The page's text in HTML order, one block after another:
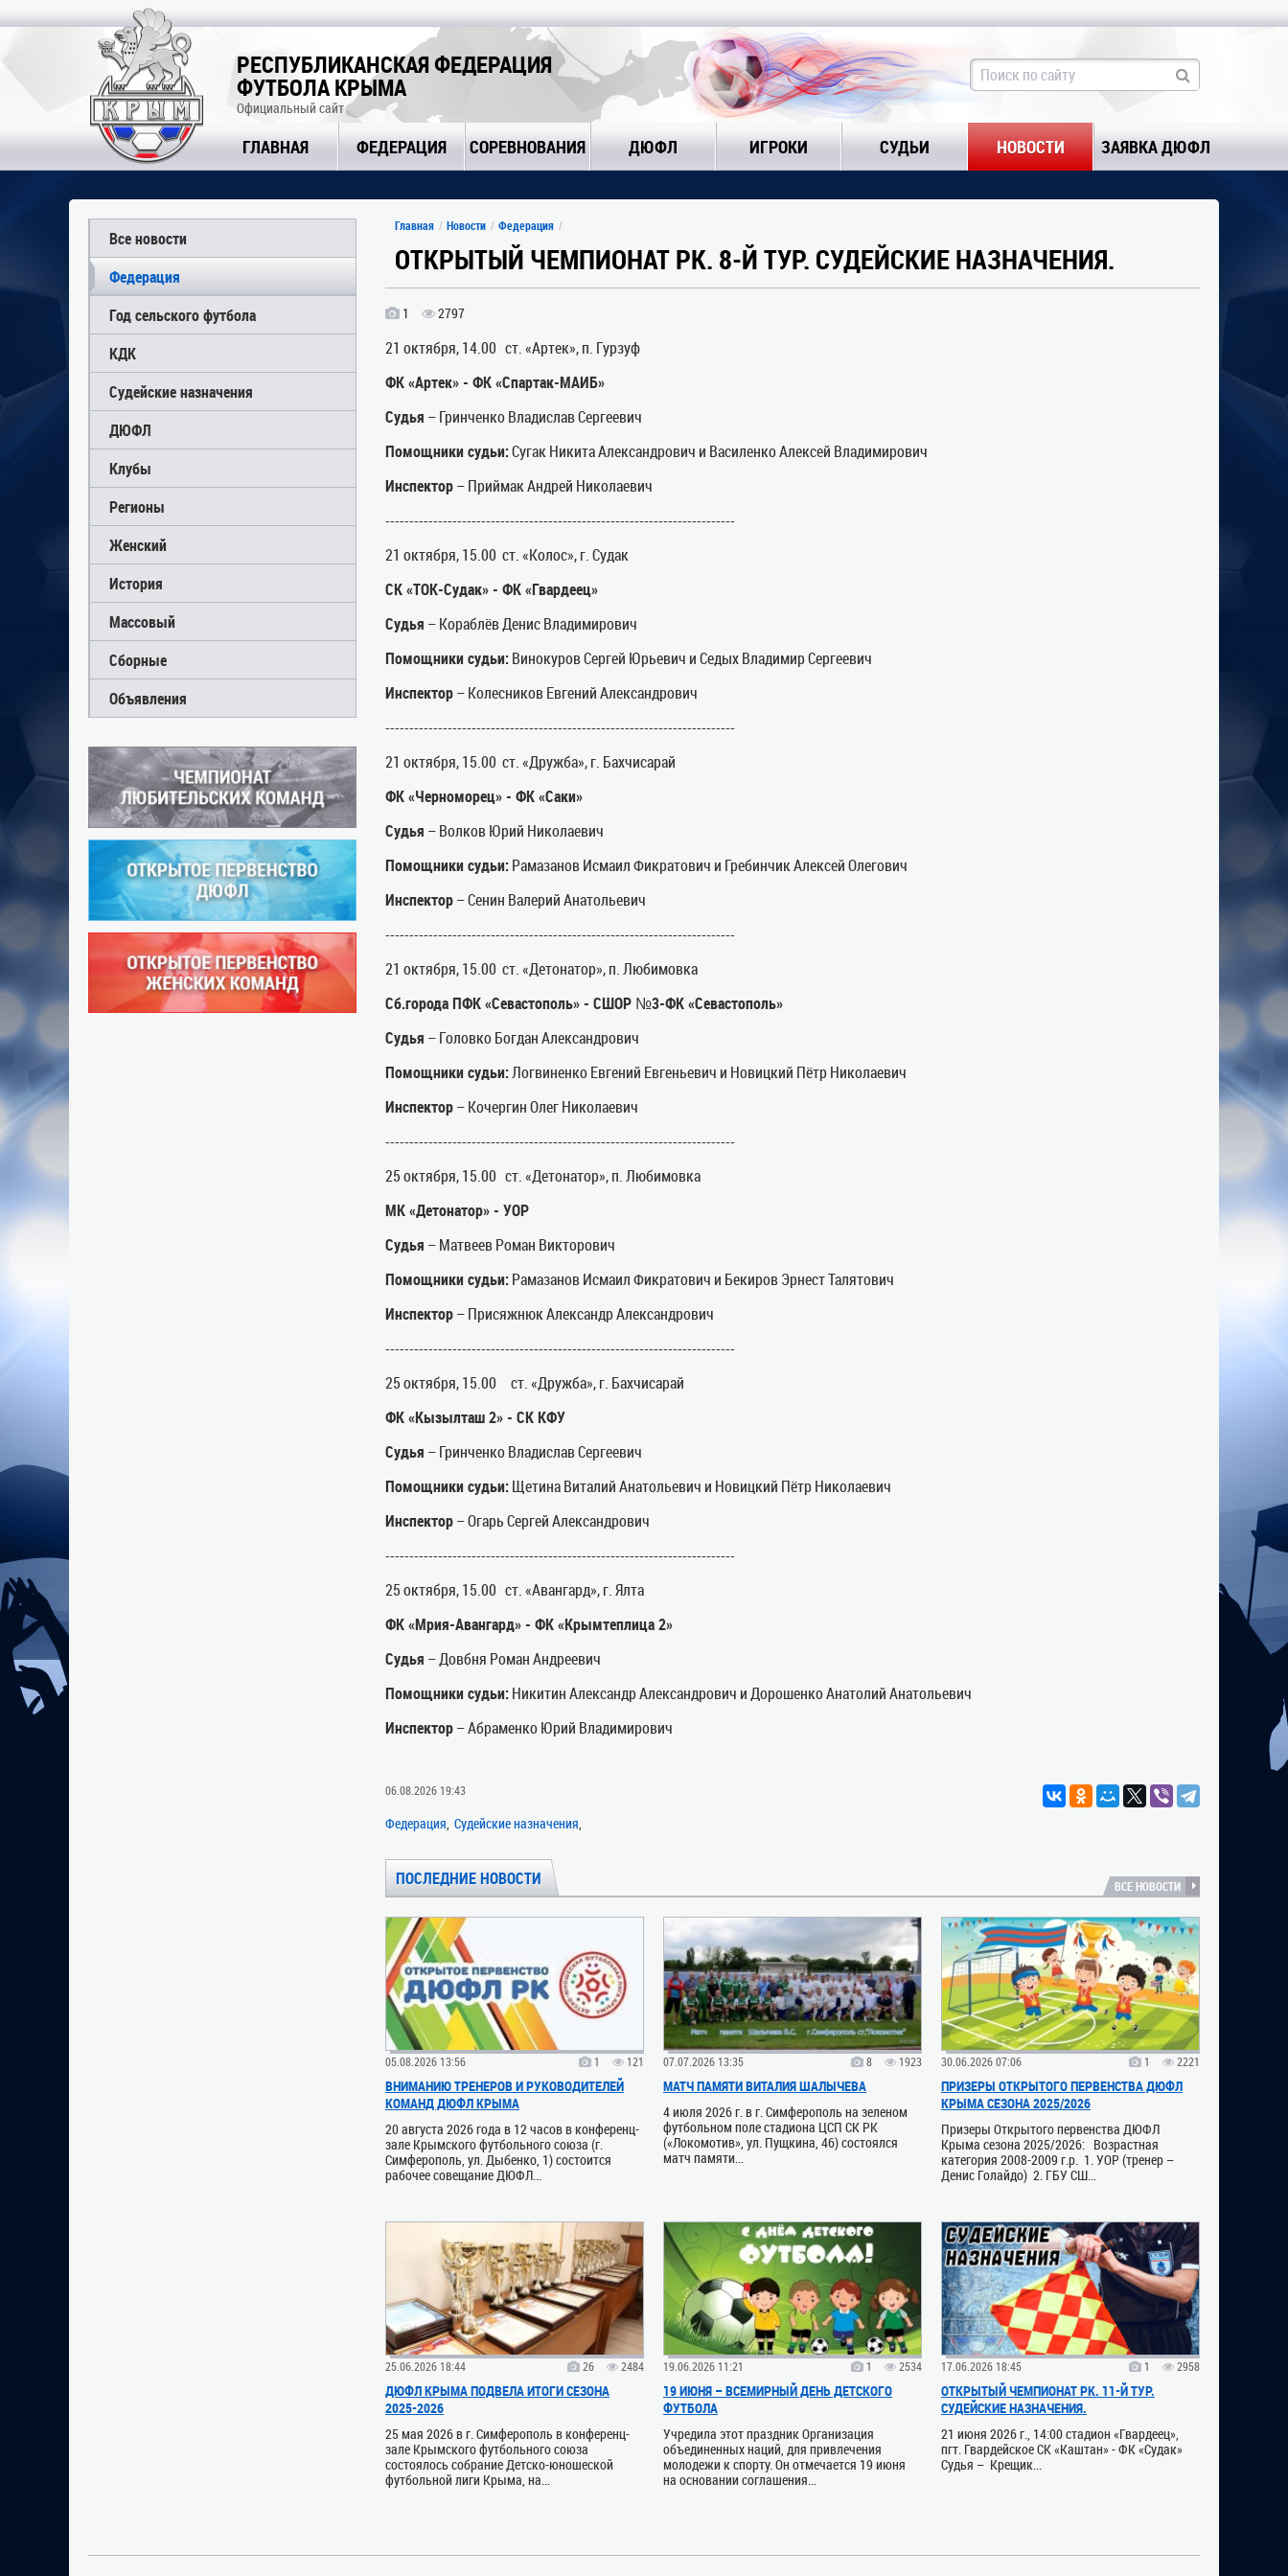
РЕСПУБЛИКАНСКАЯ ФЕДЕРАЦИЯ
ФУТБОЛА КРЫМА
Официальный сайт
ГЛАВНАЯ ФЕДЕРАЦИЯ СОРЕВНОВАНИЯ ДЮФЛ ИГРОКИ СУДЬИ НОВОСТИ ЗАЯВКА ДЮФЛ
Все новости
Федерация
Год сельского футбола
КДК
Судейские назначения
ДЮФЛ
Клубы
Регионы
Женский
История
Массовый
Сборные
Объявления
Главная Новости Федерация
ОТКРЫТЫЙ ЧЕМПИОНАТ РК. 8-Й ТУР. СУДЕЙСКИЕ НАЗНАЧЕНИЯ.
1 2797
21 октября, 14.00 ст. «Артек», п. Гурзуф
ФК «Артек» - ФК «Спартак-МАИБ»
Судья – Гринченко Владислав Сергеевич
Помощники судьи:Сугак Никита Александрович и Василенко Алексей Владимирович
Инспектор– Приймак Андрей Николаевич
-------------------------------------------------------------------------
21 октября, 15.00 ст. «Колос», г. Судак
СК «ТОК-Судак» - ФК «Гвардеец»
Судья – Кораблёв Денис Владимирович
Помощники судьи:Винокуров Сергей Юрьевич и Седых Владимир Сергеевич
Инспектор– Колесников Евгений Александрович
-------------------------------------------------------------------------
21 октября, 15.00 ст. «Дружба», г. Бахчисарай
ФК «Черноморец» - ФК «Саки»
Судья – Волков Юрий Николаевич
Помощники судьи:Рамазанов Исмаил Фикратович и Гребинчик Алексей Олегович
Инспектор– Сенин Валерий Анатольевич
-------------------------------------------------------------------------
21 октября, 15.00 ст. «Детонатор», п. Любимовка
Сб.города ПФК «Севастополь» - СШОР №3-ФК «Севастополь»
Судья – Головко Богдан Александрович
Помощники судьи:Логвиненко Евгений Евгеньевич и Новицкий Пётр Николаевич
Инспектор– Кочергин Олег Николаевич
-------------------------------------------------------------------------
25 октября, 15.00 ст. «Детонатор», п. Любимовка
МК «Детонатор» - УОР
Судья – Матвеев Роман Викторович
Помощники судьи:Рамазанов Исмаил Фикратович и Бекиров Эрнест Талятович
Инспектор– Присяжнюк Александр Александрович
-------------------------------------------------------------------------
25 октября, 15.00 ст. «Дружба», г. Бахчисарай
ФК «Кызылташ 2» - СК КФУ
Судья – Гринченко Владислав Сергеевич
Помощники судьи:Щетина Виталий Анатольевич и Новицкий Пётр Николаевич
Инспектор– Огарь Сергей Александрович
-------------------------------------------------------------------------
25 октября, 15.00 ст. «Авангард», г. Ялта
ФК «Мрия-Авангард» - ФК «Крымтеплица 2»
Судья – Довбня Роман Андреевич
Помощники судьи:Никитин Александр Александрович и Дорошенко Анатолий Анатольевич
Инспектор– Абраменко Юрий Владимирович
06.08.2026 19:43
Федерация Судейские назначения
ПОСЛЕДНИЕ НОВОСТИ ВСЕ НОВОСТИ
05.08.2026 13:56 1 121
ВНИМАНИЮ ТРЕНЕРОВ И РУКОВОДИТЕЛЕЙ
КОМАНД ДЮФЛ КРЫМА
20 августа 2026 года в 12 часов в конференц-
зале Крымского футбольного союза (г.
Симферополь, ул. Дыбенко, 1) состоится
рабочее совещание ДЮФЛ...
07.07.2026 13:35 8 1923
МАТЧ ПАМЯТИ ВИТАЛИЯ ШАЛЫЧЕВА
4 июля 2026 г. в г. Симферополь на зеленом
футбольном поле стадиона ЦСП СК РК
(«Локомотив», ул. Пущкина, 46) состоялся
матч памяти...
30.06.2026 07:06 1 2221
ПРИЗЕРЫ ОТКРЫТОГО ПЕРВЕНСТВА ДЮФЛ
КРЫМА СЕЗОНА 2025/2026
Призеры Открытого первенства ДЮФЛ
Крыма сезона 2025/2026: Возрастная
категория 2008-2009 г.р. 1. УОР (тренер –
Денис Голайдо) 2. ГБУ СШ...
25.06.2026 18:44 26 2484
ДЮФЛ КРЫМА ПОДВЕЛА ИТОГИ СЕЗОНА
2025-2026
25 мая 2026 в г. Симферополь в конференц-
зале Крымского футбольного союза
состоялось собрание Детско-юношеской
футбольной лиги Крыма, на...
19.06.2026 11:21 1 2534
19 ИЮНЯ – ВСЕМИРНЫЙ ДЕНЬ ДЕТСКОГО
ФУТБОЛА
Учредила этот праздник Организация
объединенных наций, для привлечения
молодежи к спорту. Он отмечается 19 июня
на основании соглашения...
17.06.2026 18:45 1 2958
ОТКРЫТЫЙ ЧЕМПИОНАТ РК. 11-Й ТУР.
СУДЕЙСКИЕ НАЗНАЧЕНИЯ.
21 июня 2026 г., 14:00 стадион «Гвардеец»,
пгт. Гвардейское СК «Каштан» - ФК «Судак»
Судья – Крещик...